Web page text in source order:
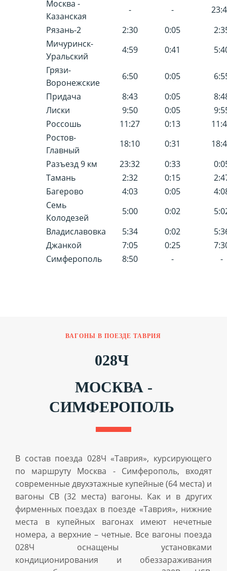
Москва -
Казанская
- -
Рязань-2
2:30 0:05
Мичуринск-
Уральский
4:59 0:41
Грязи-
Воронежские
6:50 0:05
Придача
8:43 0:05
Лиски
9:50 0:05
Россошь
11:27 0:13
Ростов-
Главный
18:10 0:31
Разъезд 9 км
23:32 0:33
Тамань
2:32 0:15
Багерово
4:03 0:05
Семь
Колодезей
5:00 0:02
Владиславовка
5:34 0:02
Джанкой
7:05 0:25
Симферополь
8:50 - -
ВАГОНЫ В ПОЕЗДЕ ТАВРИЯ
028Ч
МОСКВА -
СИМФЕРОПОЛЬ
В состав поезда 028Ч «Таврия», курсирующего
по маршруту Москва - Симферополь, входят
современные двухэтажные купейные (64 места) и
вагоны СВ (32 места) вагоны. Как и в других
фирменных поездах в поезде «Таврия», нижние
места в купейных вагонах имеют нечетные
номера, а верхние – четные. Все вагоны поезда
028Ч оснащены установками
кондиционирования и обеззараживания